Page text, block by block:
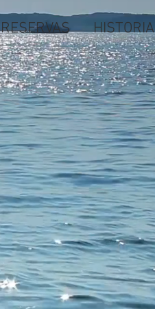
RESERVAS HISTORIA